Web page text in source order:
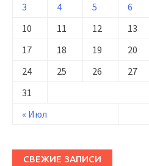
« Июл
3
4 5 6
10
11 12 13
17
18 19 20
24
25 26 27
31
СВЕЖИЕ ЗАПИСИ